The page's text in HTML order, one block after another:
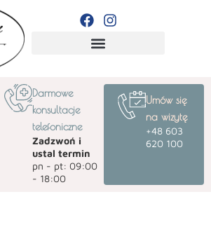
Darmowe
konsultacje
telefoniczne
Zadzwoń i
ustal termin
pn - pt: 09:00
- 18:00
Umów się
na wizytę
+48 603
620 100